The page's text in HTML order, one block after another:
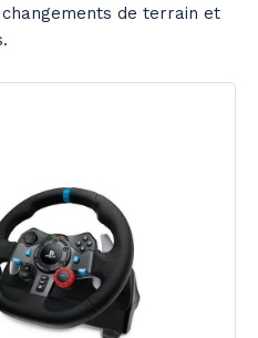
de terrain et